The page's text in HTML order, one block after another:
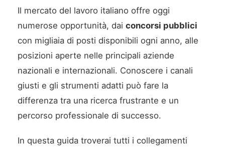
Il mercato del lavoro italiano offre oggi
numerose opportunità, dai concorsi pubblici
con migliaia di posti disponibili ogni anno, alle
posizioni aperte nelle principali aziende
nazionali e internazionali. Conoscere i canali
giusti e gli strumenti adatti può fare la
differenza tra una ricerca frustrante e un
percorso professionale di successo.
In questa guida troverai tutti i collegamenti